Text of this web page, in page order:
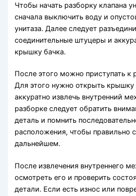
Чтобы начать разборку клапана
сначала выключить воду и
унитаза. Далее следует
соединительные штуцеры и
крышку бачка.
После этого можно приступать к
Для этого нужно открыть крышку
аккуратно извлечь внутренний
разборке следует обратить
деталь и помнить
расположения, чтобы правильно
дальнейшем.
После извлечения внутреннего
осмотреть его и проверить
детали. Если есть износ или